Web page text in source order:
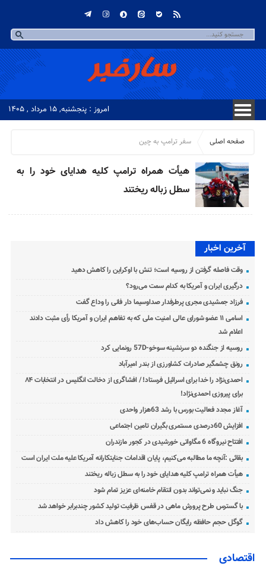
امروز : پنجشنبه, ۱۵ مرداد , ۱۴۰۵
صفحه اصلی سفر ترامپ به چین
هیأت همراه ترامپ کلیه هدایای خود را به
سطل زباله ریختند
آخرین اخبار
وقت فاصله گرفتن از روسیه است؛ تنش با اوکراین را کاهش دهید
درگیری ایران و آمریکا به کدام سمت می‌رود؟
فرزاد جمشیدی مجری پرطرفدار صداوسیما دار فانی را وداع گفت
اسامی ۱۱ عضو شورای عالی امنیت ملی که به تفاهم ایران و آمریکا رأی مثبت دادند
اعلام شد
روسیه از جنگنده دو سرنشینه سوخو-57D رونمایی کرد
رونق چشمگیر صادرات کشاورزی از بندر امیرآباد
احمدی‌نژاد را خدا برای اسرائیل فرستاد! / افشاگری از دخالت انگلیس در انتخابات ۸۴
برای پیروزی احمدی‌نژاد!
آغاز مجدد فعالیت بورس با رشد 63هزار واحدی
افزایش 60درصدی مستمری بگیران تامین اجتماعی
افتتاح نیروگاه 6 مگاواتی خورشیدی در کجور مازندران
بقائی :آنچه ما مطالبه می‌کنیم، پایان اقدامات جنایتکارانه آمریکا علیه ملت ایران است
هیأت همراه ترامپ کلیه هدایای خود را به سطل زباله ریختند
جنگ نباید و نمی‌تواند بدون انتقام خامنه‌ای عزیز تمام شود
با گسترس طرح پرورش ماهی در قفس ظرفیت تولید کشور چندبرابر خواهد شد
گوگل حجم حافظه رایگان حساب‌های خود را کاهش داد
اقتصادی